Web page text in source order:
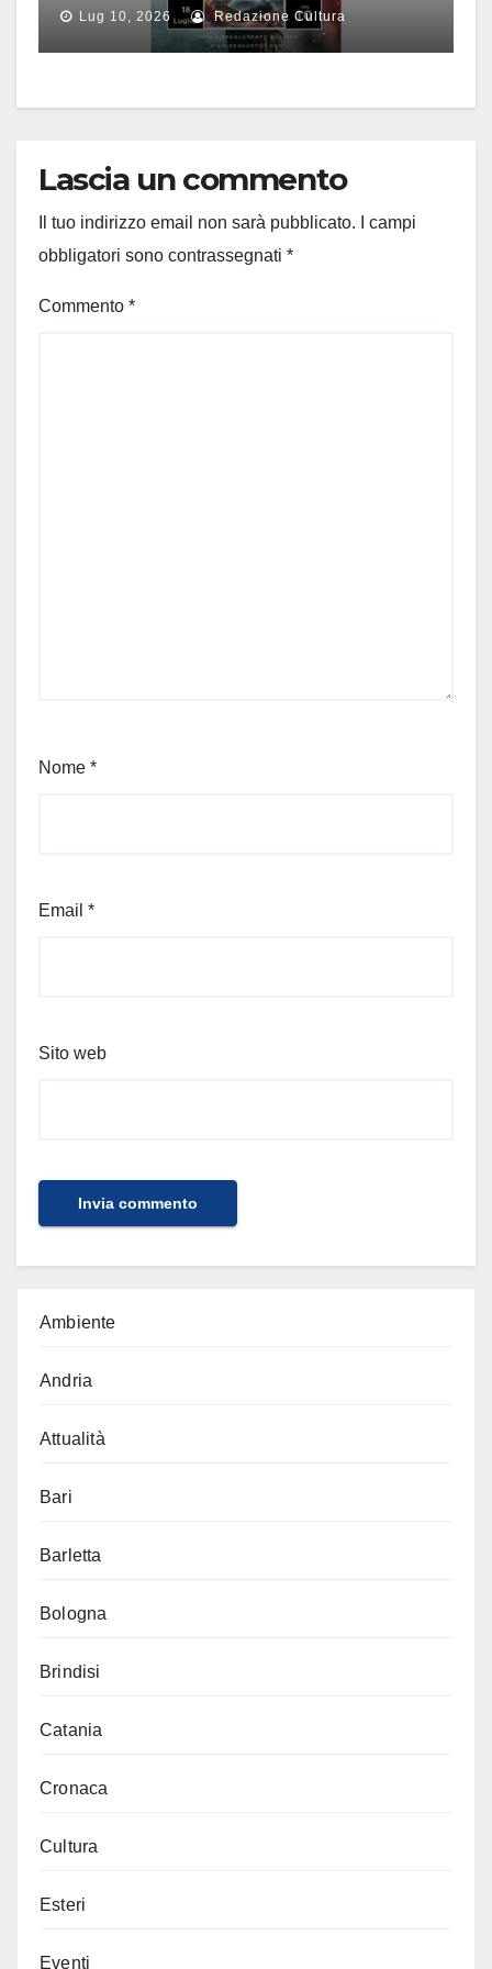
Lug 10, 2026 Redazione Cultura
Lascia un commento
Il tuo indirizzo email non sarà pubblicato.
I campi
obbligatori sono contrassegnati *
Commento *
Nome *
Email *
Sito web
Ambiente
Andria
Attualità
Bari
Barletta
Bologna
Brindisi
Catania
Cronaca
Cultura
Esteri
Eventi